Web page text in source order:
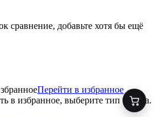
сравнение, добавьте хотя бы ещё
Перейти в избранное
в избранное, выберите тип товара.